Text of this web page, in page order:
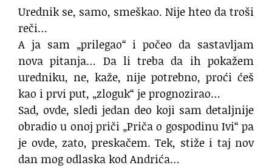
Urednik se, samo, smeškao. Nije hteo da troši
reči…
A ja sam „prilegao“ i počeo da sastavljam
nova pitanja… Da li treba da ih pokažem
uredniku, ne, kaže, nije potrebno, proći ćeš
kao i prvi put, „zloguk“ je prognozirao…
Sad, ovde, sledi jedan deo koji sam detaljnije
obradio u onoj priči „Priča o gospodinu Ivi“ pa
je ovde, zato, preskačem. Tek, stiže i taj nov
dan mog odlaska kod Andrića…